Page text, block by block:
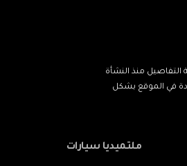
التفاصيل منذ النشأة
في الموقع بشكل
ملتميديا سيارات